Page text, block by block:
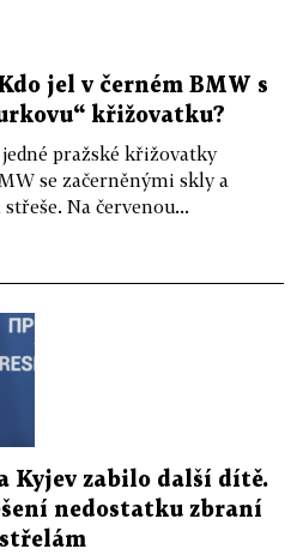
jel v černém BMW s
křižovatku?
pražské křižovatky
se začerněnými skly a
Na červenou...
Kyjev zabilo další dítě.
nedostatku zbraní